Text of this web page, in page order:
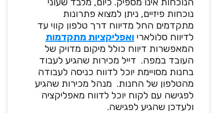
נוכחות פיזיים, ניתן למצוא פתרונות
מתקדמים החל מדיווח דרך טלפון קווי עד
לדיווח סלולארי ואפליקציות מתקדמות
המאפשרות דיווח כולל מיקום מדויק של
העובד במפה. דייל מכירות שהגיע לעבוד
בחנות מסויימת יוכל לדווח כניסה לעבודה
מהטלפון של החנות. מנהל מכירות שהגיע
לפגישה עם לקוח יוכל לדווח מאפליקציה
ולעדכן שהגיע לפגישה.